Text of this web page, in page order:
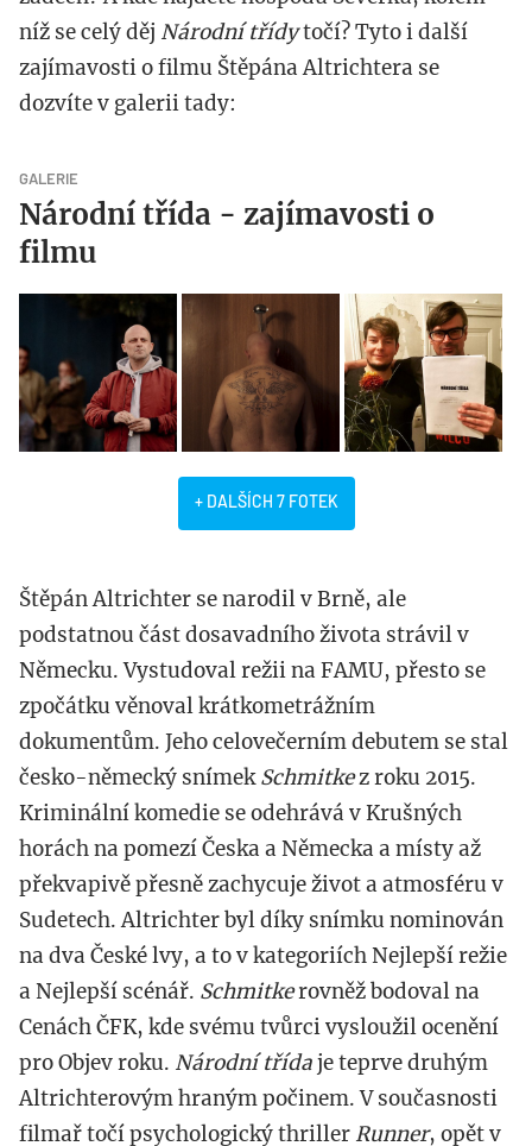
níž se celý děj Národní třídytočí? Tyto i další
zajímavosti o filmu Štěpána Altrichtera se
dozvíte v galerii tady:
GALERIE
Národní třída - zajímavosti o
filmu
+ DALŠÍCH 7 FOTEK
Štěpán Altrichter se narodil v Brně, ale
podstatnou část dosavadního života strávil v
Německu. Vystudoval režii na FAMU, přesto se
zpočátku věnoval krátkometrážním
dokumentům. Jeho celovečerním debutem se stal
česko-německý snímekSchmitkez roku 2015.
Kriminální komedie se odehrává v Krušných
horách na pomezí Česka a Německa a místy až
překvapivě přesně zachycuje život a atmosféru v
Sudetech. Altrichter byl díky snímku nominován
na dva České lvy, a to v kategoriích Nejlepší režie
a Nejlepší scénář. Schmitkerovněž bodoval na
Cenách ČFK, kde svému tvůrci vysloužil ocenění
pro Objev roku. Národní třídaje teprve druhým
Altrichterovým hraným počinem. V současnosti
filmař točí psychologický thriller Runner, opět v